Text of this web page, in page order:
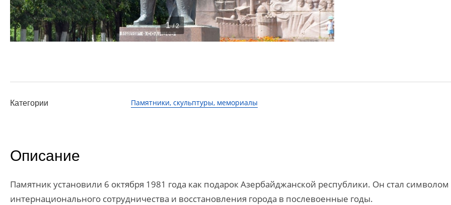
1 / 2
Категории Памятники, скульптуры, мемориалы
Описание
Памятник установили 6 октября 1981 года как подарок Азербайджанской республики. Он стал символом
интернационального сотрудничества и восстановления города в послевоенные годы.